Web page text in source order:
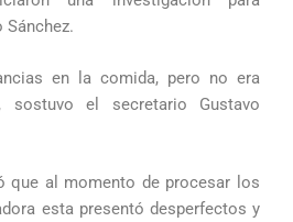
en la comida, pero no era
sostuvo el secretario Gustavo
que al momento de procesar los
esta presentó desperfectos y